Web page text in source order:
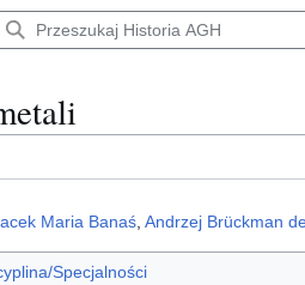
Maria Banaś Andrzej Brückman
Specjalności